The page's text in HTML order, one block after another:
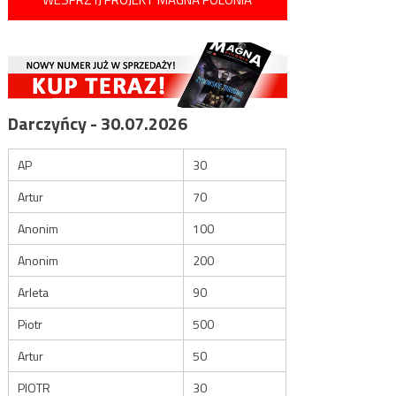
Darczyńcy - 30.07.2026
AP
30
Artur
70
Anonim
100
Anonim
200
Arleta
90
Piotr
500
Artur
50
PIOTR
30